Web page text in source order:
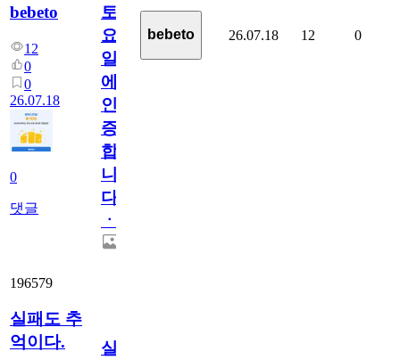
bebeto
12
0
0
26.07.18
0
댓글
토
요
일
에
인
증
합
니
다
ㆍ
bebeto 26.07.18 12 0
196579
실패도 추
억이다.
실